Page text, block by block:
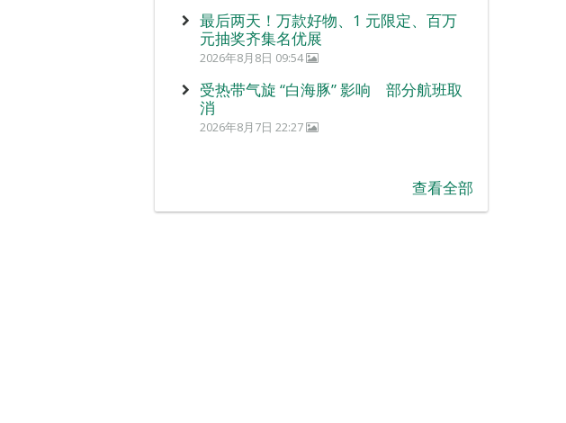
最后两天！万款好物、1 元限定、百万
元抽奖齐集名优展
2026年8月8日 09:54
受热带气旋 “白海豚” 影响 部分航班取
消
2026年8月7日 22:27
查看全部